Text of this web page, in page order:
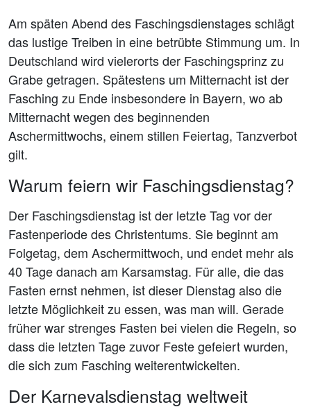
Am späten Abend des Faschingsdienstages schlägt
das lustige Treiben in eine betrübte Stimmung um. In
Deutschland wird vielerorts der Faschingsprinz zu
Grabe getragen. Spätestens um Mitternacht ist der
Fasching zu Ende insbesondere in Bayern, wo ab
Mitternacht wegen des beginnenden
Aschermittwochs, einem stillen Feiertag, Tanzverbot
gilt.
Warum feiern wir Faschingsdienstag?
Der Faschingsdienstag ist der letzte Tag vor der
Fastenperiode des Christentums. Sie beginnt am
Folgetag, dem Aschermittwoch, und endet mehr als
40 Tage danach am Karsamstag. Für alle, die das
Fasten ernst nehmen, ist dieser Dienstag also die
letzte Möglichkeit zu essen, was man will. Gerade
früher war strenges Fasten bei vielen die Regeln, so
dass die letzten Tage zuvor Feste gefeiert wurden,
die sich zum Fasching weiterentwickelten.
Der Karnevalsdienstag weltweit